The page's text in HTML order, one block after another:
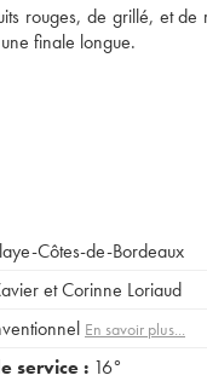
rouges, de grillé, et
finale longue.
Côtes-de-Bordeaux
et Corinne Loriaud
En savoir plus...
service : 16°